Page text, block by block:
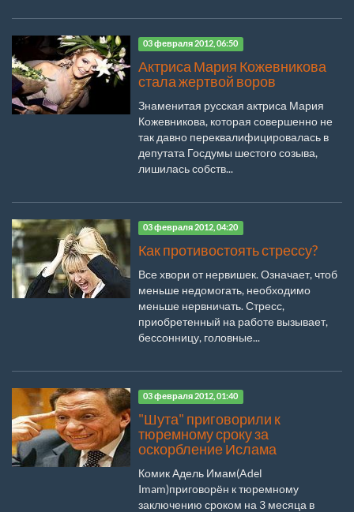
03 февраля 2012, 06:50
Актриса Мария Кожевникова
стала жертвой воров
Знаменитая русская актриса Мария
Кожевникова, которая совершенно не
так давно переквалифицировалась в
депутата Госдумы шестого созыва,
лишилась собств...
03 февраля 2012, 04:20
Как противостоять стрессу?
Все хвори от нервишек. Означает, чтоб
меньше недомогать, необходимо
меньше нервничать. Стресс,
приобретенный на работе вызывает,
бессонницу, головные...
03 февраля 2012, 01:40
"Шута" приговорили к
тюремному сроку за
оскорбление Ислама
Комик Адель Имам(Adel
Imam)приговорён к тюремному
заключению сроком на 3 месяца в